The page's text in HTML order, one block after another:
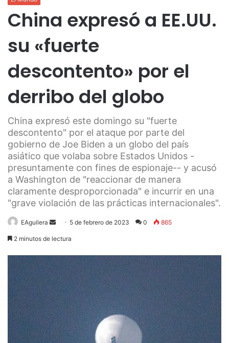
China expresó a EE.UU.
su «fuerte
descontento» por el
derribo del globo
China expresó este domingo su "fuerte
descontento" por el ataque por parte del
gobierno de Joe Biden a un globo del país
asiático que volaba sobre Estados Unidos -
presuntamente con fines de espionaje-- y acusó
a Washington de "reaccionar de manera
claramente desproporcionada" e incurrir en una
"grave violación de las prácticas internacionales".
EAguilera
Send 5 de febrero de 2023 0 865
2 minutos de lectura